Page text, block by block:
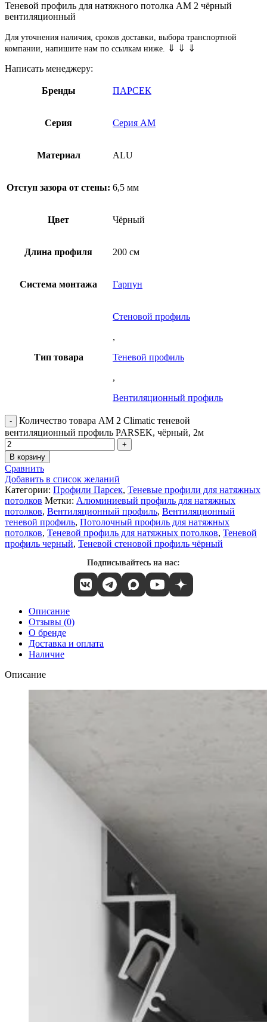
Теневой профиль для натяжного потолка АМ 2 чёрный
вентиляционный
Для уточнения наличия, сроков доставки, выбора транспортной
компании, напишите нам по ссылкам ниже. ⇓ ⇓ ⇓
Написать менеджеру:
Бренды ПАРСЕК
Серия Серия АМ
Материал ALU
Отступ зазора от стены: 6,5 мм
Цвет Чёрный
Длина профиля 200 см
Система монтажа Гарпун
Тип товара
Стеновой профиль
,
Теневой профиль
,
Вентиляционный профиль
Количество товара AM 2 Climatic теневой
вентиляционный профиль PARSEK, чёрный, 2м
В корзину
Сравнить
Добавить в список желаний
Категории: Профили Парсек, Теневые профили для натяжных
потолков Метки: Алюминиевый профиль для натяжных
потолков, Вентиляционный профиль, Вентиляционный
теневой профиль, Потолочный профиль для натяжных
потолков, Теневой профиль для натяжных потолков, Теневой
профиль черный, Теневой стеновой профиль чёрный
Подписывайтесь на нас:
Описание
Отзывы (0)
О бренде
Доставка и оплата
Наличие
Описание